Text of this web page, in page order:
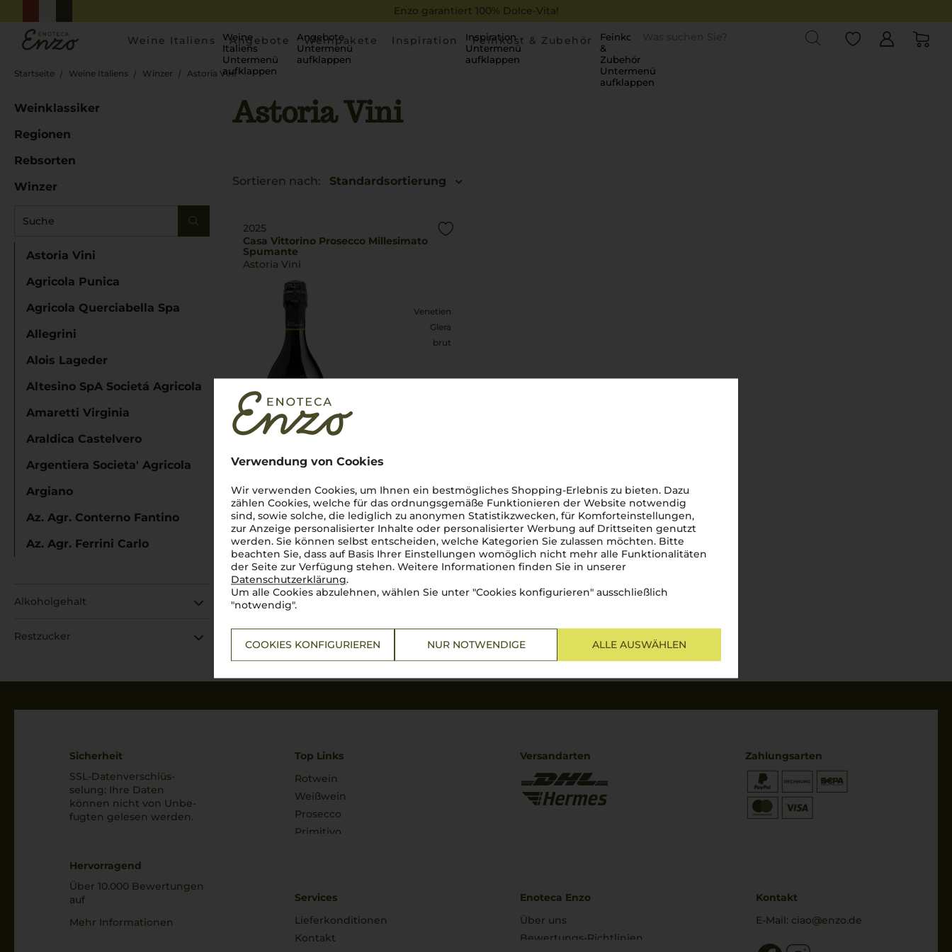
Verwendung von Cookies
Wir verwenden Cookies, um Ihnen ein bestmögliches Shopping-Erlebnis zu bieten. Dazu
zählen Cookies, welche für das ordnungsgemäße Funktionieren der Website notwendig
sind, sowie solche, die lediglich zu anonymen Statistikzwecken, für Komforteinstellungen,
zur Anzeige personalisierter Inhalte oder personalisierter Werbung auf Drittseiten genutzt
werden. Sie können selbst entscheiden, welche Kategorien Sie zulassen möchten. Bitte
beachten Sie, dass auf Basis Ihrer Einstellungen womöglich nicht mehr alle Funktionalitäten
der Seite zur Verfügung stehen. Weitere Informationen finden Sie in unserer
Datenschutzerklärung.
Um alle Cookies abzulehnen, wählen Sie unter "Cookies konfigurieren" ausschließlich
"notwendig".
COOKIES KONFIGURIEREN NUR NOTWENDIGE ALLE AUSWÄHLEN
Enzo garantiert 100% Dolce-Vita!
Weine Italiens
Weine
Italiens
Untermenü
aufklappen
Angebote
Angebote
Untermenü
aufklappen
Weinpakete Inspiration
Inspiration
Untermenü
aufklappen
Feinkost & Zubehör
Feinkost
&
Zubehör
Untermenü
aufklappen
Startseite Weine Italiens Winzer Astoria Vini
Weinklassiker
Regionen
Rebsorten
Winzer
Astoria Vini
Agricola Punica
Agricola Querciabella Spa
Allegrini
Alois Lageder
Altesino SpA Societá Agricola
Amaretti Virginia
Araldica Castelvero
Argentiera Societa' Agricola
Argiano
Az. Agr. Conterno Fantino
Az. Agr. Ferrini Carlo
Az. Agricola Tenuta S. Antonio
Azienda Agricola Falletto
Azienda Agricola Fosso Corno
Azienda Agricola Francesco Gravner
Azienda Agrigola Cecilia Beretta
Alkoholgehalt
Restzucker
Astoria Vini
Sortieren nach: Standardsortierung
2025
Casa Vittorino Prosecco Millesimato
Spumante
Astoria Vini
Venetien
Glera
brut
Lebensmittel­angaben
Sicherheit
SSL-Daten­verschlüs­
selung: Ihre Daten
können nicht von Unbe­
fugten gelesen werden.
Hervorragend
Über 10.000 Bewertungen
auf
Mehr Informationen
Top Links
Rotwein
Weißwein
Prosecco
Primitivo
Services
Lieferkonditionen
Kontakt
Versandarten
Enoteca Enzo
Über uns
Bewertungs-Richtlinien
Zahlungsarten
Kontakt
E-Mail: ciao@enzo.de